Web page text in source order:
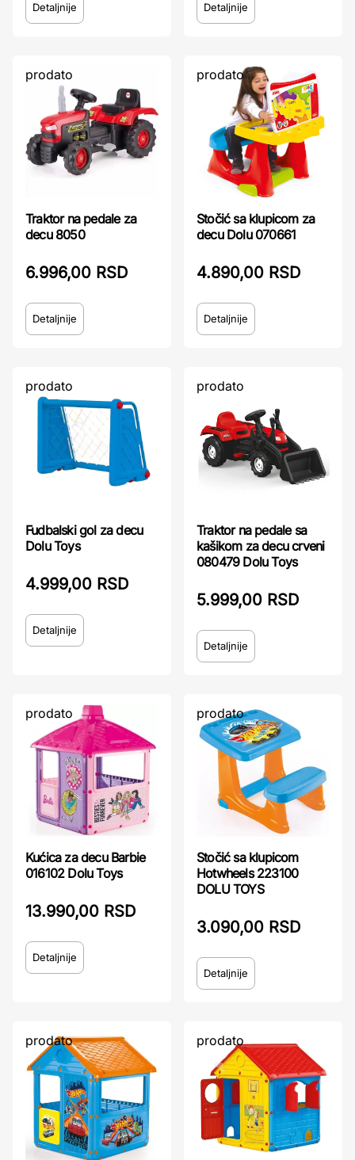
Detaljnije Detaljnije
prodato
Traktor na pedale za
decu 8050
6.996,00 RSD
Detaljnije
prodato
Stočić sa klupicom za
decu Dolu 070661
4.890,00 RSD
Detaljnije
prodato
Fudbalski gol za decu
Dolu Toys
4.999,00 RSD
Detaljnije
prodato
Traktor na pedale sa
kašikom za decu crveni
080479 Dolu Toys
5.999,00 RSD
Detaljnije
prodato
Kućica za decu Barbie
016102 Dolu Toys
13.990,00 RSD
Detaljnije
prodato
Stočić sa klupicom
Hotwheels 223100
DOLU TOYS
3.090,00 RSD
Detaljnije
prodato prodato